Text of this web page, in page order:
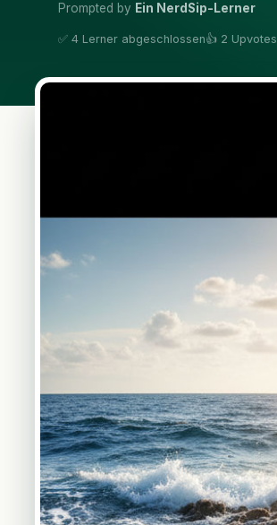
Prompted by Ein NerdSip-Lerner
✅ 4 Lerner abgeschlossen👍 2 Upvotes